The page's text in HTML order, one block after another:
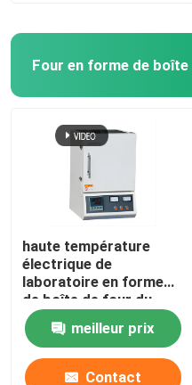
Four en forme de boîte
haute température
électrique de
laboratoire en forme
de boîte de four du
traitement thermique
1200C avec le fil de
résistance
meilleur prix
Contact